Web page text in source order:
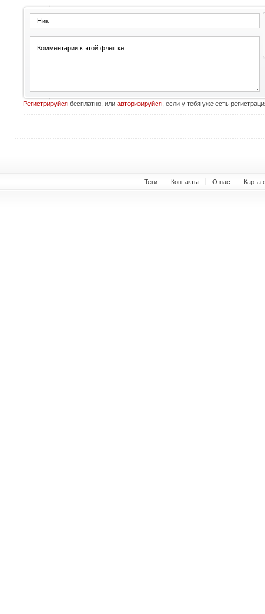
Регистрируйсябесплатно, или авторизируйся, если у тебя уже есть
Теги Контакты О нас Карта